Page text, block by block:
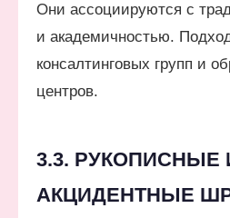
Они ассоциируются с
и академичностью.
консалтинговых групп и
центров.
3.3. РУКОПИСНЫЕ
АКЦИДЕНТНЫЕ